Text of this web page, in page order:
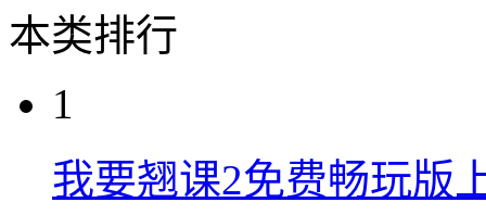
本类排行
1
我要翘课2免费畅玩版